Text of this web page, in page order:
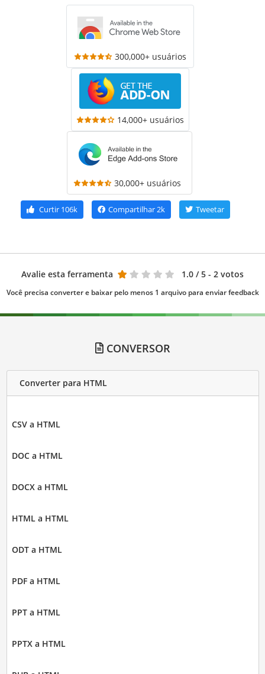
300,000+ usuários
14,000+ usuários
30,000+ usuários
Curtir 106k Compartilhar2k Tweetar
Avalie esta ferramenta 1.0 / 5 - 2 votos
Você precisa converter e baixar pelo menos 1 arquivo para enviar feedback
CONVERSOR
Converter para HTML
CSV a HTML
DOC a HTML
DOCX a HTML
HTML a HTML
ODT a HTML
PDF a HTML
PPT a HTML
PPTX a HTML